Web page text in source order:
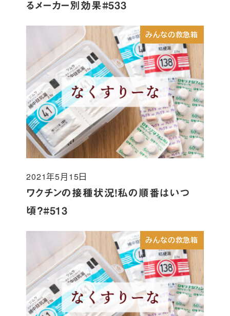
るメーカー別効果#533
みんなの救急箱
ワクチンの接種状況！私の順番はいつ
頃？#513
投稿日
2021年5月15日
みんなの救急箱